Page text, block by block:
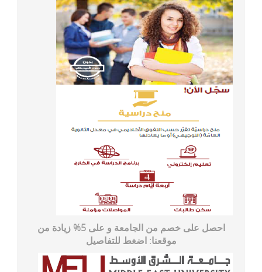
احصل على خصم من الجامعة و على 5% زيادة من
موقعنا: اضغط للتفاصیل